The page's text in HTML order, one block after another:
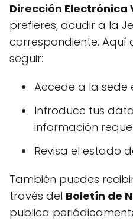
Dirección Electrónica
prefieres, acudir a la
correspondiente. Aquí
seguir:
Accede a la sede
Introduce tus
información
Revisa el estado
También puedes
través del Boletín de
publica